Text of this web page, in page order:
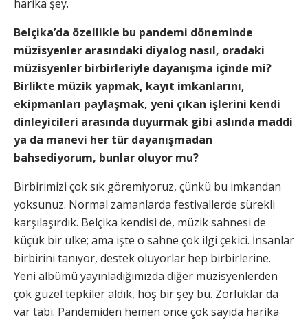
harika şey.
Belçika’da özellikle bu pandemi döneminde
müzisyenler arasındaki diyalog nasıl, oradaki
müzisyenler birbirleriyle dayanışma içinde mi?
Birlikte müzik yapmak, kayıt imkanlarını,
ekipmanları paylaşmak, yeni çıkan işlerini kendi
dinleyicileri arasında duyurmak gibi aslında maddi
ya da manevi her tür dayanışmadan
bahsediyorum, bunlar oluyor mu?
Birbirimizi çok sık göremiyoruz, çünkü bu imkandan
yoksunuz. Normal zamanlarda festivallerde sürekli
karşılaşırdık. Belçika kendisi de, müzik sahnesi de
küçük bir ülke; ama işte o sahne çok ilgi çekici. İnsanlar
birbirini tanıyor, destek oluyorlar hep birbirlerine.
Yeni albümü yayınladığımızda diğer müzisyenlerden
çok güzel tepkiler aldık, hoş bir şey bu. Zorluklar da
var tabi. Pandemiden hemen önce çok sayıda harika